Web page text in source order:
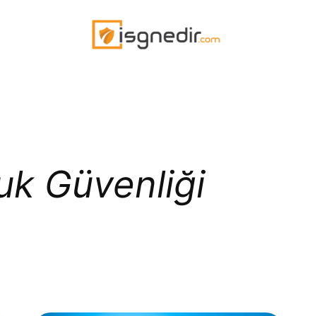
Güvenliği